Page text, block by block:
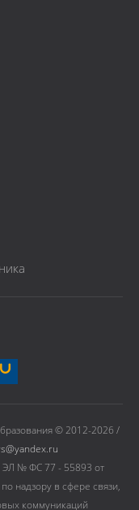
© 2012-2026 /
ЭЛ № ФС 77 - 55893 от
надзору в сфере связи,
коммуникаций